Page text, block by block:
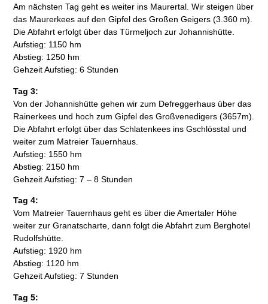
Am nächsten Tag geht es weiter ins Maurertal. Wir steigen über
das Maurerkees auf den Gipfel des Großen Geigers (3.360 m).
Die Abfahrt erfolgt über das Türmeljoch zur Johannishütte.
Aufstieg: 1150 hm
Abstieg: 1250 hm
Gehzeit Aufstieg: 6 Stunden
Tag 3:
Von der Johannishütte gehen wir zum Defreggerhaus über das
Rainerkees und hoch zum Gipfel des Großvenedigers (3657m).
Die Abfahrt erfolgt über das Schlatenkees ins Gschlösstal und
weiter zum Matreier Tauernhaus.
Aufstieg: 1550 hm
Abstieg: 2150 hm
Gehzeit Aufstieg: 7 – 8 Stunden
Tag 4:
Vom Matreier Tauernhaus geht es über die Amertaler Höhe
weiter zur Granatscharte, dann folgt die Abfahrt zum Berghotel
Rudolfshütte.
Aufstieg: 1920 hm
Abstieg: 1120 hm
Gehzeit Aufstieg: 7 Stunden
Tag 5: